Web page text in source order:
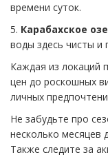
времени суток.
5. Карабахское
воды здесь чисты и
Каждая из локаций
цен до роскошных
личных
Не забудьте про
несколько месяцев
Также следите за